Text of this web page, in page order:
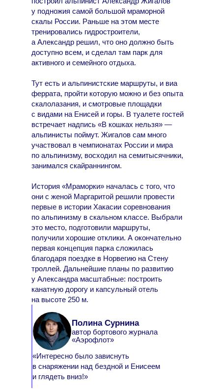
у подножия самой большой мраморной
скалы России. Раньше на этом месте
тренировались гидростроители,
а Александр решил, что оно должно быть
доступно всем, и сделал там парк для
активного и семейного отдыха.
Тут есть и альпинистские маршруты, и виа
феррата, пройти которую можно и без опыта
скалолазания, и смотровые площадки
с видами на Енисей и горы. В туалете гостей
встречает надпись «В кошках нельзя» —
альпинисты поймут. Жигалов сам много
участвовал в чемпионатах России и мира
по альпинизму, восходил на семитысячники,
занимался скайраннингом.
История «Мраморки» началась с того, что
они с женой Маргаритой решили провести
первые в истории Хакасии соревнования
по альпинизму в скальном классе. Выбрали
это место, подготовили маршруты,
получили хорошие отклики. А окончательно
первая концепция парка сложилась
благодаря поездке в Норвегию на Стену
троллей. Дальнейшие планы по развитию
у Александра масштабные: построить
канатную дорогу и капсульный отель
на высоте 250 м.
Полина Сурнина
автор бортового журнала
«Аэрофлот»
«Интересно было зависнуть
в снаряжении над бездной и Енисеем
и глядеть вниз!»